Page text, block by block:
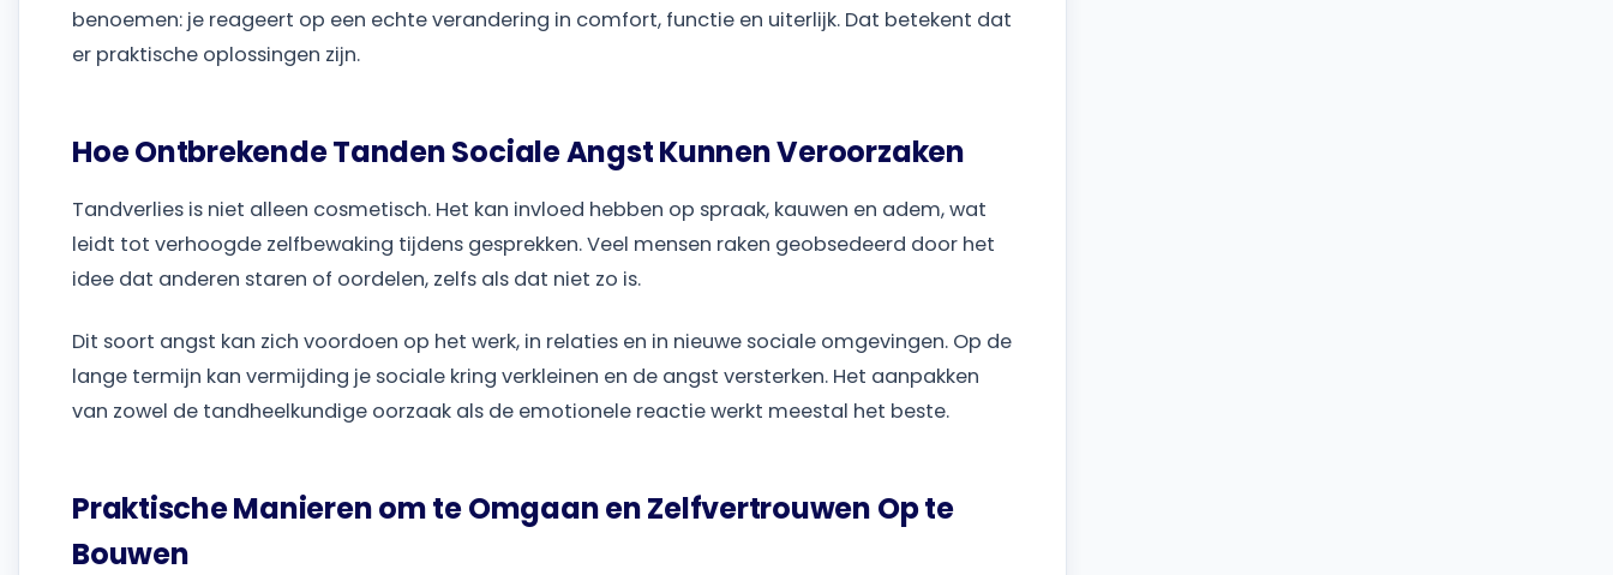
benoemen: je reageert op een echte verandering in comfort, functie en uiterlijk. Dat betekent dat
er praktische oplossingen zijn.
Hoe Ontbrekende Tanden Sociale Angst Kunnen Veroorzaken
Tandverlies is niet alleen cosmetisch. Het kan invloed hebben op spraak, kauwen en adem, wat
leidt tot verhoogde zelfbewaking tijdens gesprekken. Veel mensen raken geobsedeerd door het
idee dat anderen staren of oordelen, zelfs als dat niet zo is.
Dit soort angst kan zich voordoen op het werk, in relaties en in nieuwe sociale omgevingen. Op de
lange termijn kan vermijding je sociale kring verkleinen en de angst versterken. Het aanpakken
van zowel de tandheelkundige oorzaak als de emotionele reactie werkt meestal het beste.
Praktische Manieren om te Omgaan en Zelfvertrouwen Op te
Bouwen